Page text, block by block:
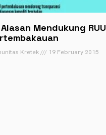
Mendukung RUU
Kretek 19 February 2015